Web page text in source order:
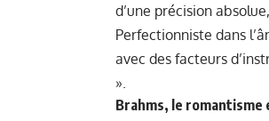
d’une précision
Perfectionniste dans
avec des facteurs
».
Brahms, le romantisme